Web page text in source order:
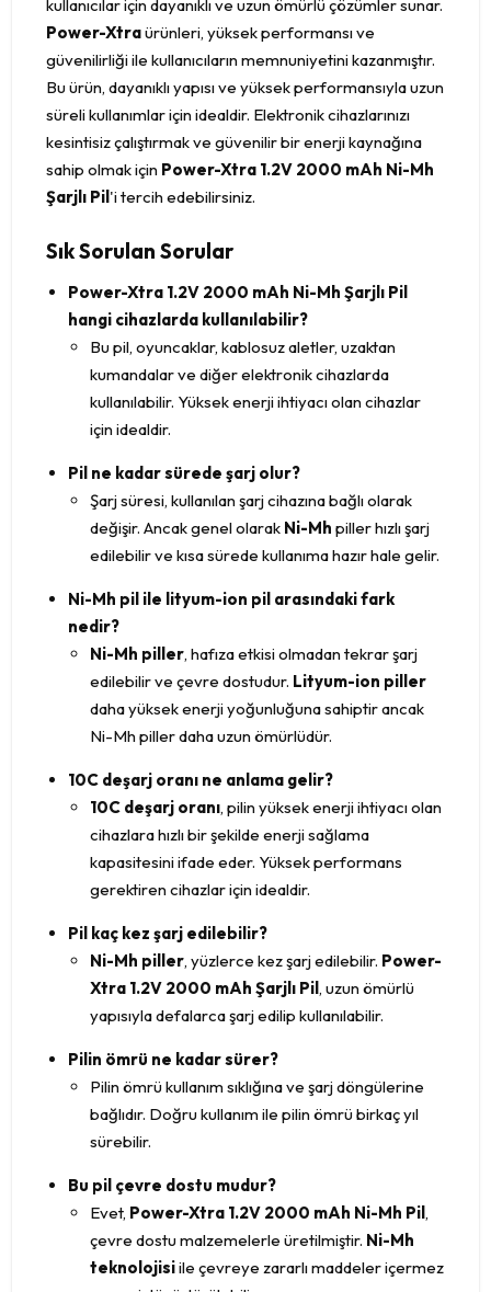
kullanıcılar için dayanıklı ve uzun ömürlü çözümler sunar.
Power-Xtraürünleri, yüksek performansı ve
güvenilirliği ile kullanıcıların memnuniyetini kazanmıştır.
Bu ürün, dayanıklı yapısı ve yüksek performansıyla uzun
süreli kullanımlar için idealdir. Elektronik cihazlarınızı
kesintisiz çalıştırmak ve güvenilir bir enerji kaynağına
sahip olmak için Power-Xtra 1.2V 2000 mAh Ni-Mh
Şarjlı Pil'i tercih edebilirsiniz.
Sık Sorulan Sorular
Power-Xtra 1.2V 2000 mAh Ni-Mh Şarjlı Pil
hangi cihazlarda kullanılabilir?
Bu pil, oyuncaklar, kablosuz aletler, uzaktan
kumandalar ve diğer elektronik cihazlarda
kullanılabilir. Yüksek enerji ihtiyacı olan cihazlar
için idealdir.
Pil ne kadar sürede şarj olur?
Şarj süresi, kullanılan şarj cihazına bağlı olarak
değişir. Ancak genel olarak Ni-Mh piller hızlı şarj
edilebilir ve kısa sürede kullanıma hazır hale gelir.
Ni-Mh pil ile lityum-ion pil arasındaki fark
nedir?
Ni-Mh piller, hafıza etkisi olmadan tekrar şarj
edilebilir ve çevre dostudur. Lityum-ion piller
daha yüksek enerji yoğunluğuna sahiptir ancak
Ni-Mh piller daha uzun ömürlüdür.
10C deşarj oranı ne anlama gelir?
10C deşarj oranı, pilin yüksek enerji ihtiyacı olan
cihazlara hızlı bir şekilde enerji sağlama
kapasitesini ifade eder. Yüksek performans
gerektiren cihazlar için idealdir.
Pil kaç kez şarj edilebilir?
Ni-Mh piller, yüzlerce kez şarj edilebilir. Power-
Xtra 1.2V 2000 mAh Şarjlı Pil, uzun ömürlü
yapısıyla defalarca şarj edilip kullanılabilir.
Pilin ömrü ne kadar sürer?
Pilin ömrü kullanım sıklığına ve şarj döngülerine
bağlıdır. Doğru kullanım ile pilin ömrü birkaç yıl
sürebilir.
Bu pil çevre dostu mudur?
Evet, Power-Xtra 1.2V 2000 mAh Ni-Mh Pil,
çevre dostu malzemelerle üretilmiştir. Ni-Mh
teknolojisiile çevreye zararlı maddeler içermez